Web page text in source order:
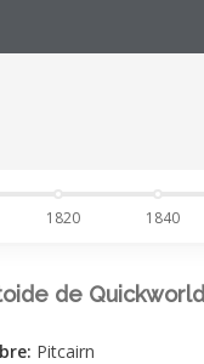
1820 1840
de Quickworld
Pitcairn